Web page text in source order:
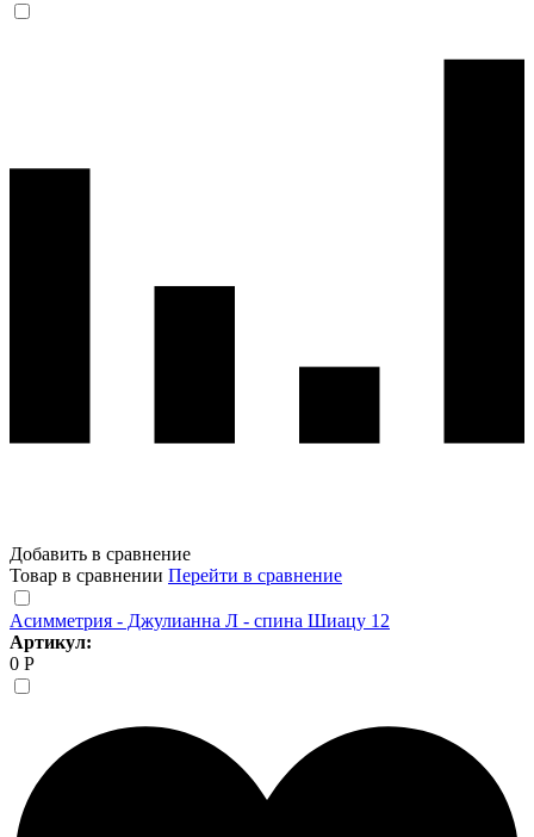
Добавить в сравнение
Товар в сравнении Перейти в сравнение
Асимметрия - Джулианна Л - спина Шиацу 12
Артикул:
0 Р